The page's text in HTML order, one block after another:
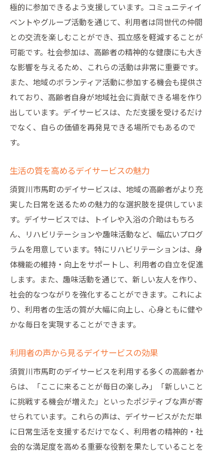
極的に参加できるよう支援しています。コミュニティイ
ベントやグループ活動を通じて、利用者は同世代の仲間
との交流を楽しむことができ、孤立感を軽減することが
可能です。社会参加は、高齢者の精神的な健康にも大き
な影響を与えるため、これらの活動は非常に重要です。
また、地域のボランティア活動に参加する機会も提供さ
れており、高齢者自身が地域社会に貢献できる場を作り
出しています。デイサービスは、ただ支援を受けるだけ
でなく、自らの価値を再発見できる場所でもあるので
す。
生活の質を高めるデイサービスの魅力
須賀川市馬町のデイサービスは、地域の高齢者がより充
実した日常を送るための魅力的な選択肢を提供していま
す。デイサービスでは、トイレや入浴の介助はもちろ
ん、リハビリテーションや趣味活動など、幅広いプログ
ラムを用意しています。特にリハビリテーションは、身
体機能の維持・向上をサポートし、利用者の自立を促進
します。また、趣味活動を通じて、新しい友人を作り、
社会的なつながりを強化することができます。これによ
り、利用者の生活の質が大幅に向上し、心身ともに健や
かな毎日を実現することができます。
利用者の声から見るデイサービスの効果
須賀川市馬町のデイサービスを利用する多くの高齢者か
らは、「ここに来ることが毎日の楽しみ」「新しいこと
に挑戦する機会が増えた」といったポジティブな声が寄
せられています。これらの声は、デイサービスがただ単
に日常生活を支援するだけでなく、利用者の精神的・社
会的な満足度を高める重要な役割を果たしていることを